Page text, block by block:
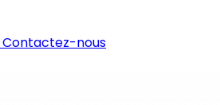
Contactez-nous